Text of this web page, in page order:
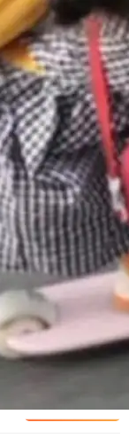
据
D
同
工